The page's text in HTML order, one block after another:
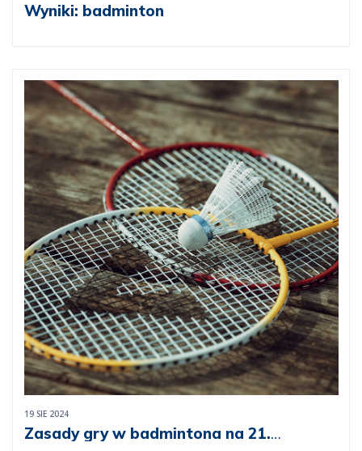
Wyniki: badminton
19 SIE 2024
Zasady gry w badmintona na 21.